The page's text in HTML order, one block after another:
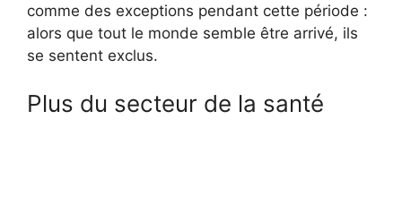
comme des exceptions pendant cette période :
alors que tout le monde semble être arrivé, ils
se sentent exclus.
Plus du secteur de la santé